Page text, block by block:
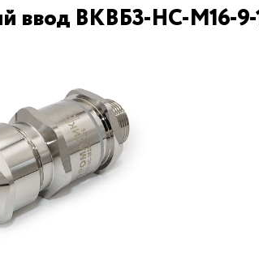
ввод ВКВБ3-НС-